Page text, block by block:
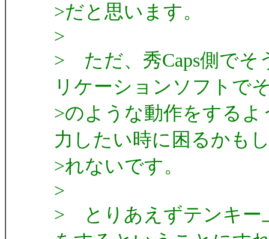
>だと思います。
>
> ただ、秀Caps側でそ
リケーションソフトで
>のような動作をする
力したい時に困るかも
>れないです。
>
> とりあえずテンキー